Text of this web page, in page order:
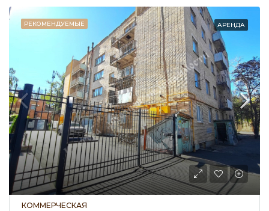
РЕКОМЕНДУЕМЫЕ АРЕНДА
КОММЕРЧЕСКАЯ